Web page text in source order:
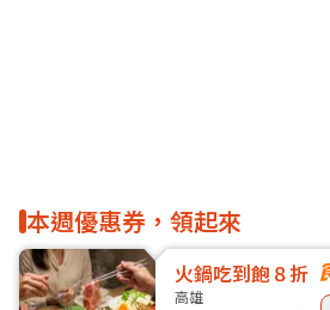
本週優惠券，領起來
火鍋吃到飽８折
高雄